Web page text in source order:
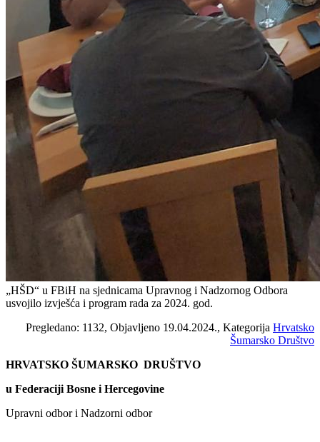
„HŠD“ u FBiH na sjednicama Upravnog i Nadzornog Odbora
usvojilo izvješća i program rada za 2024. god.
Pregledano: 1132, Objavljeno 19.04.2024., Kategorija Hrvatsko
Šumarsko Društvo
HRVATSKO ŠUMARSKO DRUŠTVO
u Federaciji Bosne i Hercegovine
Upravni odbor i Nadzorni odbor